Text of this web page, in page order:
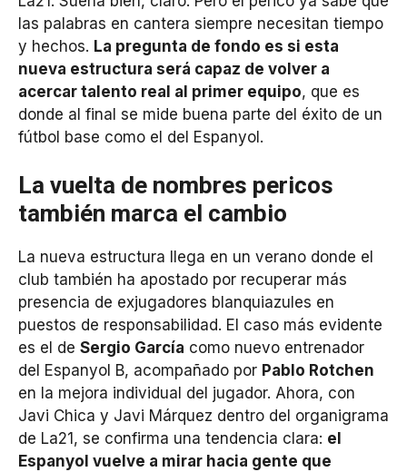
las palabras en cantera siempre necesitan tiempo
y hechos. La pregunta de fondo es si esta
nueva estructura será capaz de volver a
acercar talento real al primer equipo, que es
donde al final se mide buena parte del éxito de un
fútbol base como el del Espanyol.
La vuelta de nombres pericos
también marca el cambio
La nueva estructura llega en un verano donde el
club también ha apostado por recuperar más
presencia de exjugadores blanquiazules en
puestos de responsabilidad. El caso más evidente
es el de Sergio García como nuevo entrenador
del Espanyol B, acompañado por Pablo Rotchen
en la mejora individual del jugador. Ahora, con
Javi Chica y Javi Márquez dentro del organigrama
de La21, se confirma una tendencia clara: el
Espanyol vuelve a mirar hacia gente que